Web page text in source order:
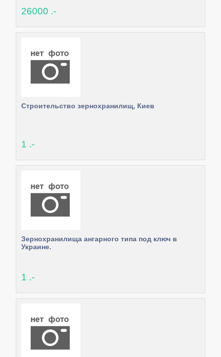
26000 .-
Строительство зернохранилищ, Киев
1 .-
Зернохранилища ангарного типа под ключ в
Украине.
1 .-